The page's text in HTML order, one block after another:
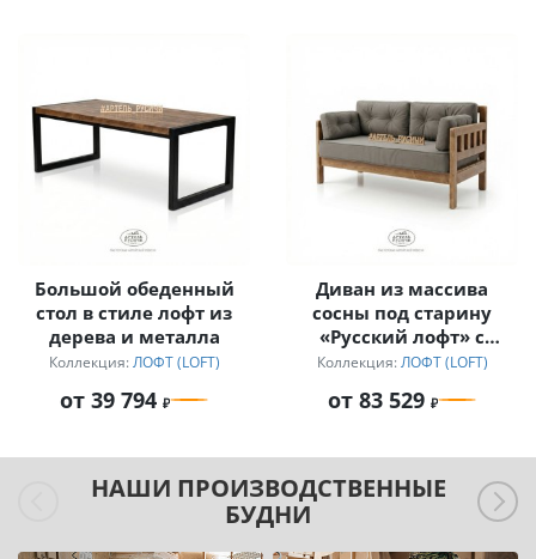
Большой обеденный
стол в стиле лофт из
дерева и металла
Коллекция: ЛОФТ (LOFT)
от 39 794
Диван из массива
сосны под старину
«Русский лофт» с
подушками
Коллекция: ЛОФТ (LOFT)
от 83 529
НАШИ ПРОИЗВОДСТВЕННЫЕ
БУДНИ